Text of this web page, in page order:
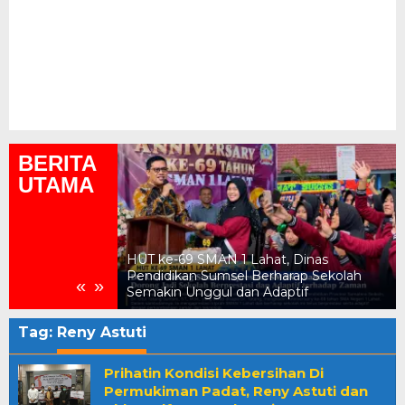
BERITA
UTAMA
« »
HUT ke-69 SMAN 1 Lahat, Dinas
Pendidikan Sumsel Berharap Sekolah
Semakin Unggul dan Adaptif
Tag: Reny Astuti
Prihatin Kondisi Kebersihan Di
Permukiman Padat, Reny Astuti dan